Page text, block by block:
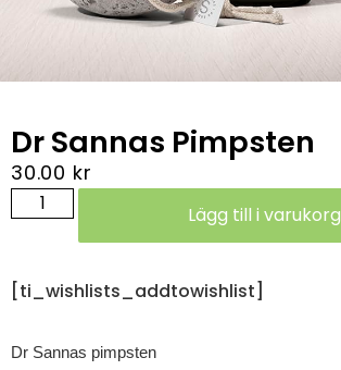
Dr Sannas Pimpsten
30.00 kr
Lägg till i varukorg
[ti_wishlists_addtowishlist]
Dr Sannas pimpsten